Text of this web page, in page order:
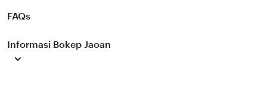
FAQs
Informasi Bokep Jaoan